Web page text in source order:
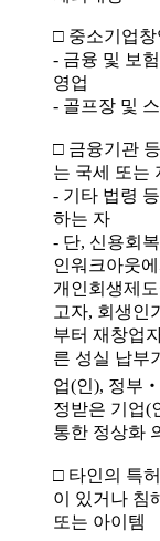
□ 중소기업
- 금융 및 보
영업
- 골프장 및
□ 금융기관
는 국세 또는
- 기타 법령
하는 자
- 단, 신용회
인워크아웃
개인회생제
고자, 회생인
부터 재창업
른 성실 납부
업(인), 정부
정받은 기업(
통한 정상화
□ 타인의 특
이 있거나 침
또는 아이템